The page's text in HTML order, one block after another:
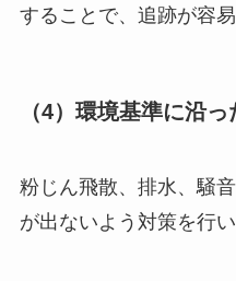
することで、追跡が容易
（4）環境基準に沿っ
粉じん飛散、排水、騒
が出ないよう対策を行い